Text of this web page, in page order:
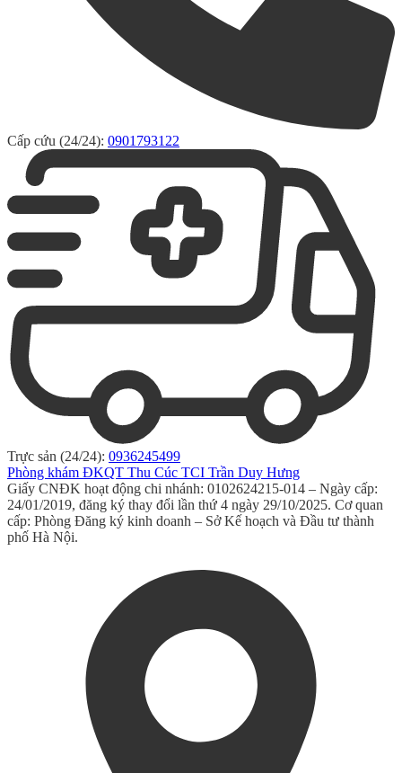
Cấp cứu (24/24): 0901793122
Trực sản (24/24): 0936245499
Phòng khám ĐKQT Thu Cúc TCI Trần Duy Hưng
Giấy CNĐK hoạt động chi nhánh: 0102624215-014 – Ngày cấp:
24/01/2019, đăng ký thay đổi lần thứ 4 ngày 29/10/2025. Cơ quan
cấp: Phòng Đăng ký kinh doanh – Sở Kế hoạch và Đầu tư thành
phố Hà Nội.